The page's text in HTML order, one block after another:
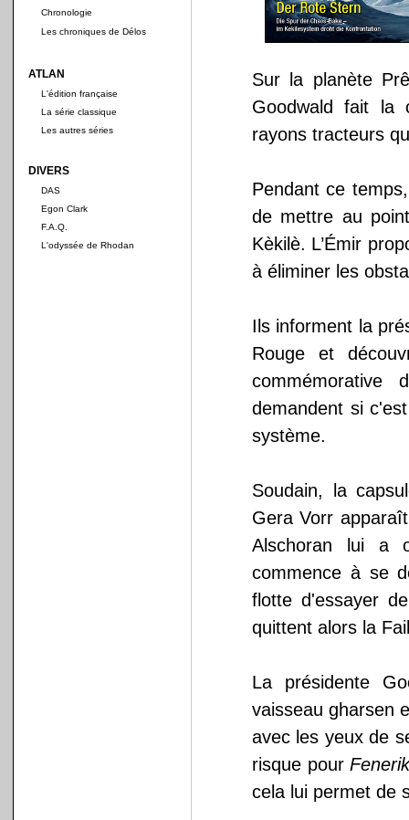
Chronologie
Les chroniques de Délos
ATLAN
L'édition française
La série classique
Les autres séries
DIVERS
DAS
Egon Clark
F.A.Q.
L'odyssée de Rhodan
Sur la planète
Goodwald fait la
rayons tracteurs
Pendant ce
de mettre au
Kèkilè. L’Émir
à éliminer les
Ils informent la
Rouge et
demandent si
système.
Soudain, la
Gera Vorr
Alschoran lui a
commence à se
flotte d'essayer
quittent alors la
La présidente
vaisseau gharsen
avec les yeux de
risque pour
cela lui permet de